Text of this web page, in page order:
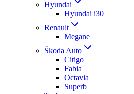
Hyundai
Hyundai i30
Renault
Megane
Škoda Auto
Citigo
Fabia
Octavia
Superb